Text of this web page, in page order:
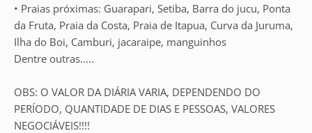
• Praias próximas: Guarapari, Setiba, Barra do jucu, Ponta
da Fruta, Praia da Costa, Praia de Itapua, Curva da Juruma,
Ilha do Boi, Camburi, jacaraipe, manguinhos
Dentre outras.....
OBS: O VALOR DA DIÁRIA VARIA, DEPENDENDO DO
PERÍODO, QUANTIDADE DE DIAS E PESSOAS, VALORES
NEGOCIÁVEIS!!!!